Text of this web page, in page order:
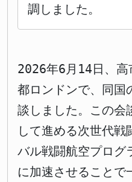
調しました。
2026年6月14日、高
都ロンドンで、同国
談しました。この会
して進める次世代戦
バル戦闘航空プログ
に加速させることで